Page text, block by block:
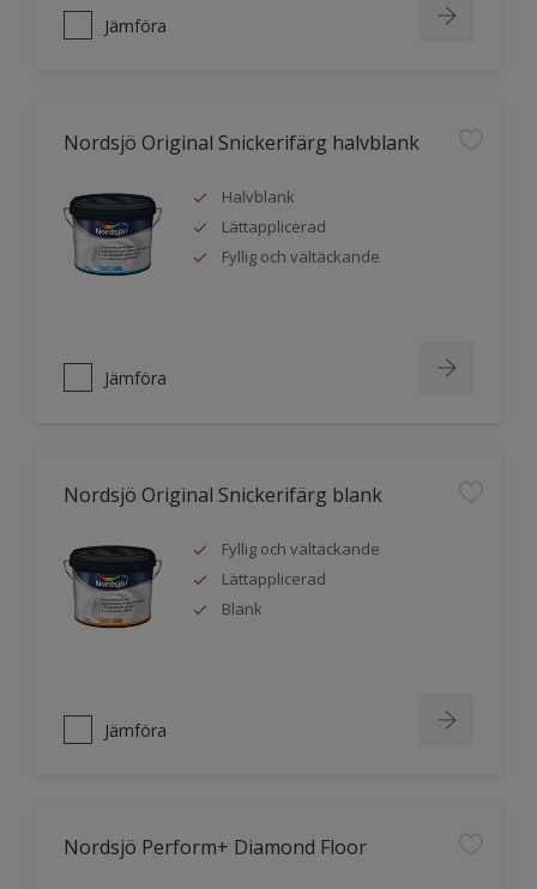
Jämföra
Nordsjö Original Snickerifärg halvblank
Halvblank
Lättapplicerad
Fyllig och vältäckande
Jämföra
Nordsjö Original Snickerifärg blank
Fyllig och vältäckande
Lättapplicerad
Blank
Jämföra
Nordsjö Perform+ Diamond Floor